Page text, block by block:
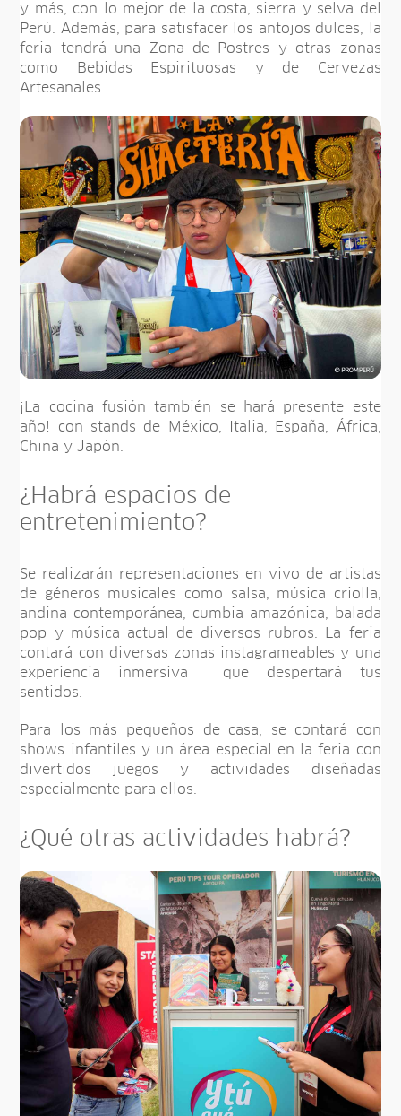
y más, con lo mejor de la costa, sierra y selva del
Perú. Además, para satisfacer los antojos dulces, la
feria tendrá una Zona de Postres y otras zonas
como Bebidas Espirituosas y de Cervezas
Artesanales.
¡La cocina fusión también se hará presente este
año! con stands de México, Italia, España, África,
China y Japón.
¿Habrá espacios de
entretenimiento?
Se realizarán representaciones en vivo de artistas
de géneros musicales como salsa, música criolla,
andina contemporánea, cumbia amazónica, balada
pop y música actual de diversos rubros. La feria
contará con diversas zonas instagrameables y una
experiencia inmersiva que despertará tus
sentidos.
Para los más pequeños de casa, se contará con
shows infantiles y un área especial en la feria con
divertidos juegos y actividades diseñadas
especialmente para ellos.
¿Qué otras actividades habrá?